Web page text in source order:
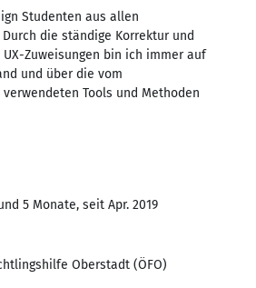
Studenten aus allen
die ständige Korrektur und
UX-Zuweisungen bin ich immer auf
und über die vom
Tools und Methoden
5 Monate, seit Apr. 2019
Oberstadt (ÖFO)